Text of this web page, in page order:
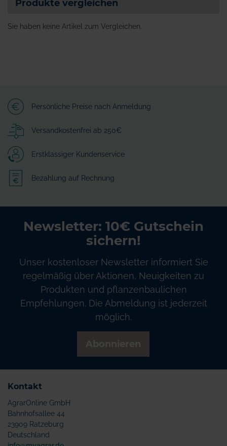
Produkte vergleichen
Sie haben keine Artikel zum Vergleichen.
Persönliche Preise nach Anmeldung
Versandkostenfrei ab 250€
Erstklassiger Kundenservice
Bezahlung auf Rechnung
Newsletter: 10€ Gutschein
sichern!
Unser kostenloser Newsletter informiert Sie
regelmäßig über Aktionen, Neuigkeiten zu
Produkten und pflanzenbaulichen
Empfehlungen. Die Abmeldung ist jederzeit
möglich.
Kontakt
AgrarOnline GmbH
Bahnhofsallee 44
23909 Ratzeburg
Deutschland